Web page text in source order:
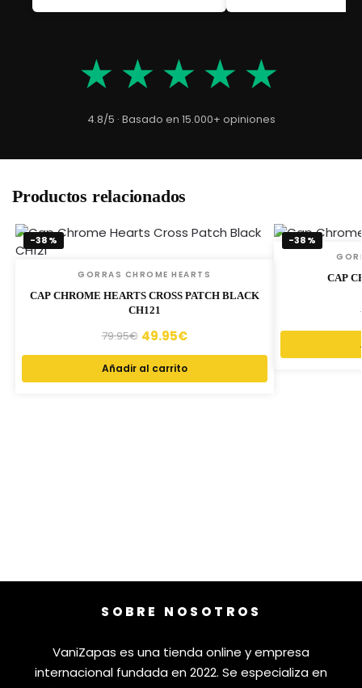
★★★★★
4.8/5 · Basado en 15.000+ opiniones
Productos relacionados
-38%
GORRAS CHROME HEARTS
CAP CHROME HEARTS CROSS PATCH BLACK
CH121
79.95€ 49.95€
Añadir al carrito
-38%
CAP
SOBRE NOSOTROS
VaniZapas es una tienda online y empresa
internacional fundada en 2022. Se especializa en